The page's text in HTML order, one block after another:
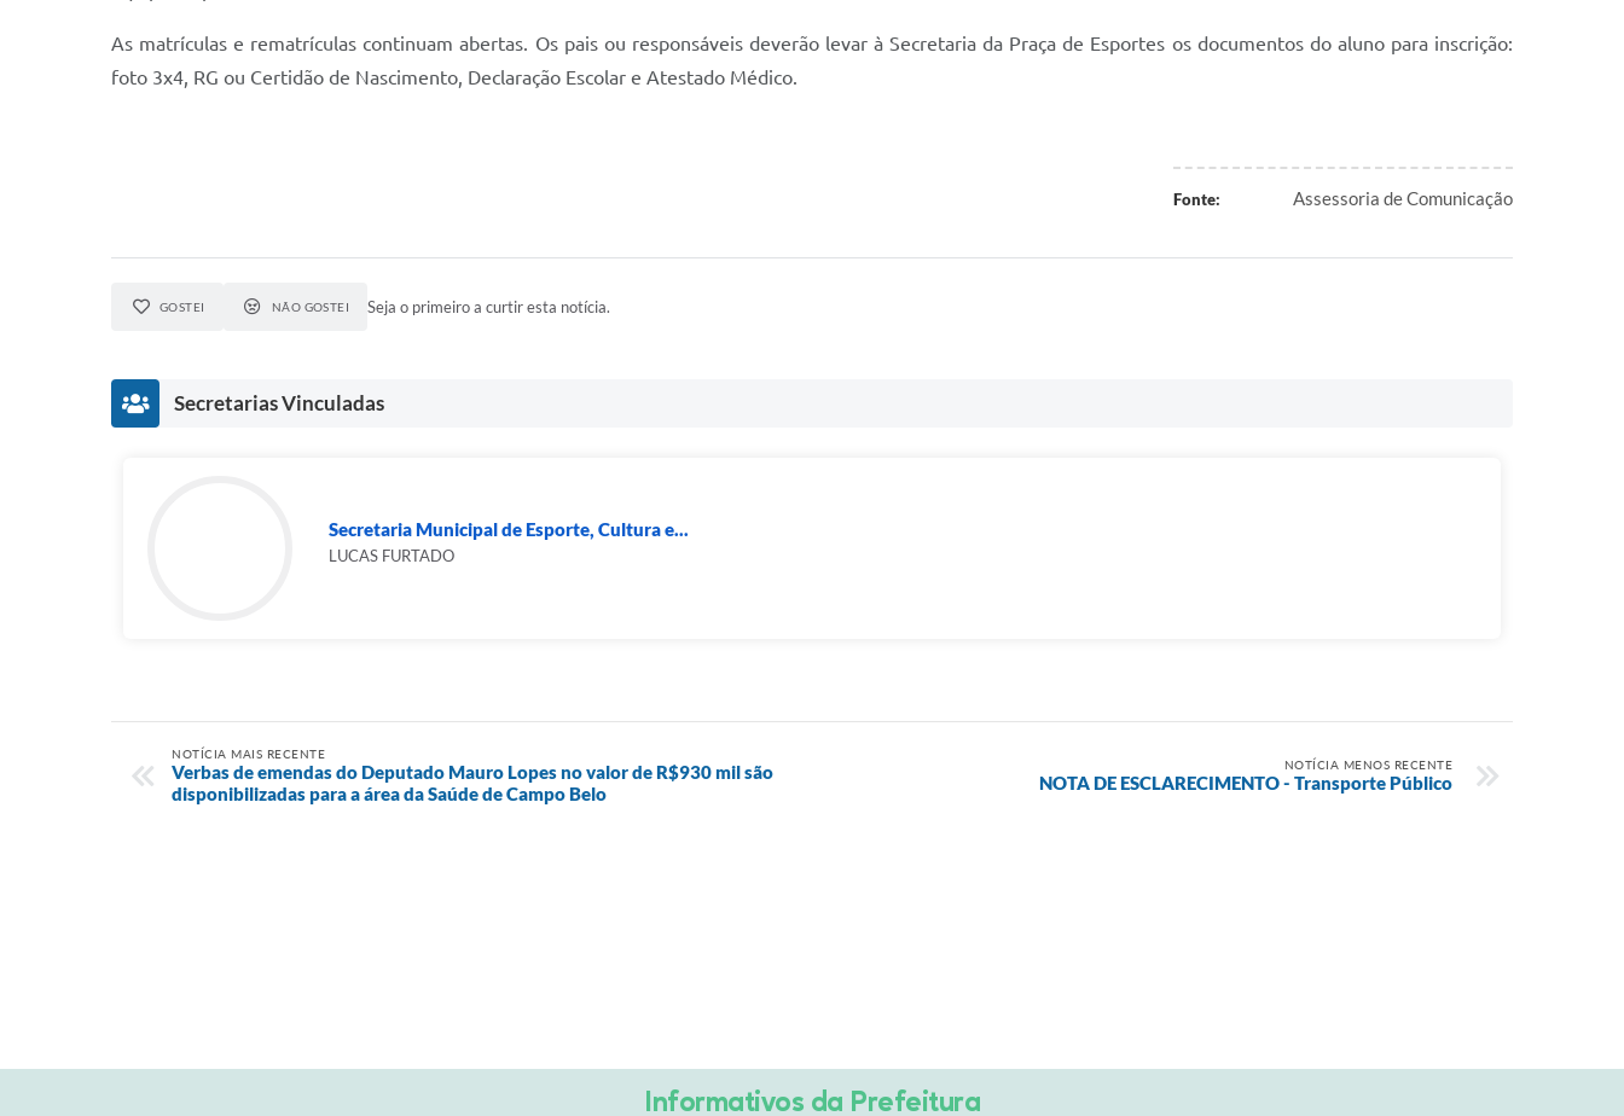
As matrículas e rematrículas continuam abertas. Os pais ou responsáveis deverão levar à Secretaria da Praça de Esportes os documentos do aluno para inscrição:
foto 3x4, RG ou Certidão de Nascimento, Declaração Escolar e Atestado Médico.
Fonte: Assessoria de Comunicação
GOSTEI NÃO GOSTEI Seja o primeiro a curtir esta notícia.
Secretarias Vinculadas
Secretaria Municipal de Esporte, Cultura e...
LUCAS FURTADO
NOTÍCIA MAIS RECENTE
Verbas de emendas do Deputado Mauro Lopes no valor de R$930 mil são
disponibilizadas para a área da Saúde de Campo Belo
NOTÍCIA MENOS RECENTE
NOTA DE ESCLARECIMENTO - Transporte Público
Informativos da Prefeitura